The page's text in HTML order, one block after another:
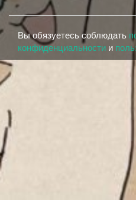
Вы обязуетесь соблюдать
конфиденциальности и